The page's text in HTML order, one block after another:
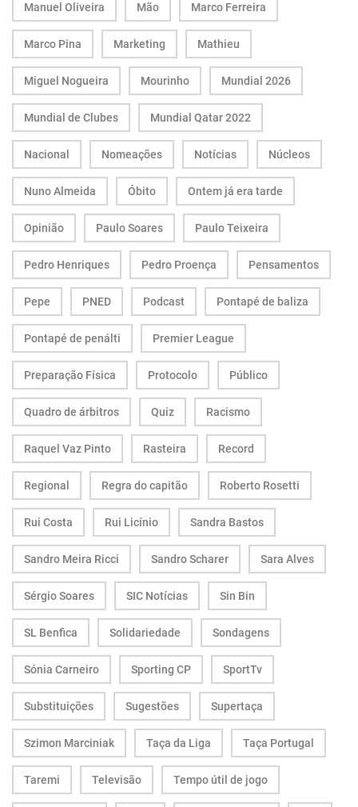
Manuel Oliveira Mão Marco Ferreira
Marco Pina Marketing Mathieu
Miguel Nogueira Mourinho Mundial 2026
Mundial de Clubes Mundial Qatar 2022
Nacional Nomeações Notícias Núcleos
Nuno Almeida Óbito Ontem já era tarde
Opinião Paulo Soares Paulo Teixeira
Pedro Henriques Pedro Proença Pensamentos
Pepe PNED Podcast Pontapé de baliza
Pontapé de penálti Premier League
Preparação Física Protocolo Público
Quadro de árbitros Quiz Racismo
Raquel Vaz Pinto Rasteira Record
Regional Regra do capitão Roberto Rosetti
Rui Costa Rui Licínio Sandra Bastos
Sandro Meira Ricci Sandro Scharer Sara Alves
Sérgio Soares SIC Notícias Sin Bin
SL Benfica Solidariedade Sondagens
Sónia Carneiro Sporting CP SportTv
Substituições Sugestões Supertaça
Szimon Marciniak Taça da Liga Taça Portugal
Taremi Televisão Tempo útil de jogo